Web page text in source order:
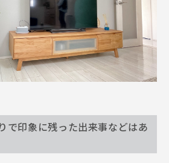
で印象に残った出来事などはあ